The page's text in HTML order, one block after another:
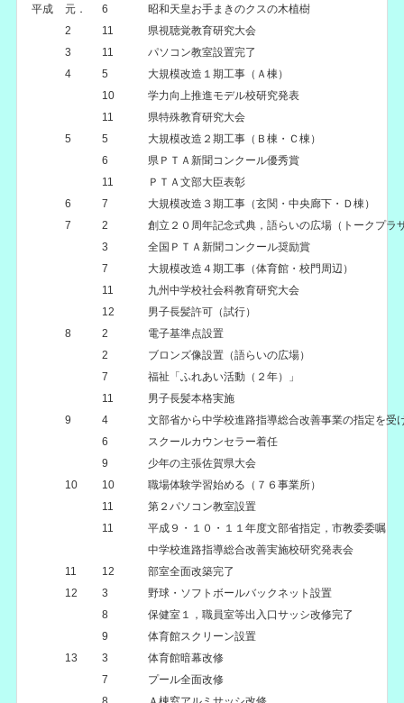
平成
元． 6
昭和天皇お手まきのクスの木植樹
2
11
県視聴覚教育研究大会
3
11
パソコン教室設置完了
4
5
大規模改造１期工事（Ａ棟）
10
学力向上推進モデル校研究発表
11
県特殊教育研究大会
5
5
大規模改造２期工事（Ｂ棟・Ｃ棟）
6
県ＰＴＡ新聞コンクール優秀賞
11
ＰＴＡ文部大臣表彰
6
7
大規模改造３期工事（玄関・中央廊下・Ｄ棟）
7
2
創立２０周年記念式典，語らいの広場（トークプラ
3
全国ＰＴＡ新聞コンクール奨励賞
7
大規模改造４期工事（体育館・校門周辺）
11
九州中学校社会科教育研究大会
12
男子長髪許可（試行）
8
2
電子基準点設置
2
ブロンズ像設置（語らいの広場）
7
福祉「ふれあい活動（２年）」
11
男子長髪本格実施
9
4
文部省から中学校進路指導総合改善事業の指定を受
6
スクールカウンセラー着任
9
少年の主張佐賀県大会
10
10
職場体験学習始める（７６事業所）
11
第２パソコン教室設置
11
平成９・１０・１１年度文部省指定，市教委委嘱
中学校進路指導総合改善実施校研究発表会
11
12
部室全面改築完了
12
3
野球・ソフトボールバックネット設置
8
保健室１，職員室等出入口サッシ改修完了
9
体育館スクリーン設置
13
3
体育館暗幕改修
7
プール全面改修